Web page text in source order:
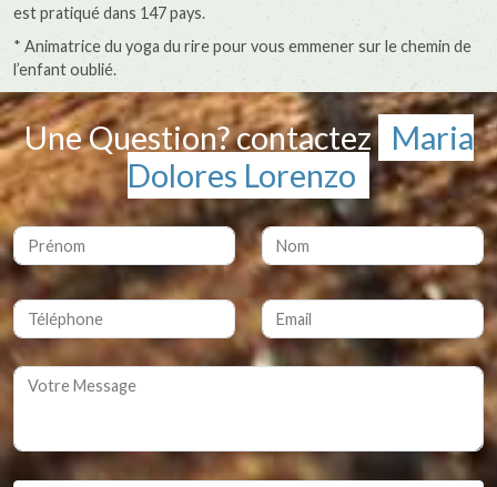
est pratiqué dans 147 pays.
* Animatrice du yoga du rire pour vous emmener sur le chemin de
l’enfant oublié.
Une Question? contactez Maria
Dolores Lorenzo